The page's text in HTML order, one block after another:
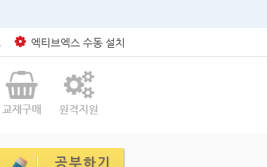
엑티브엑스 수동 설치
교재구매 원격지원